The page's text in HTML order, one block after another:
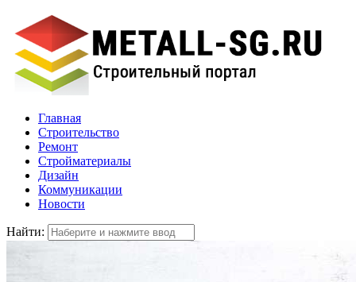
Главная
Строительство
Ремонт
Стройматериалы
Дизайн
Коммуникации
Новости
Найти: